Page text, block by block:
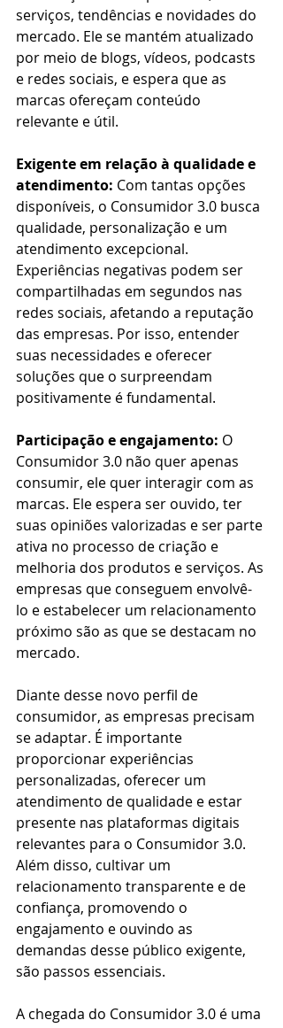
serviços, tendências e novidades do
mercado. Ele se mantém atualizado
por meio de blogs, vídeos, podcasts
e redes sociais, e espera que as
marcas ofereçam conteúdo
relevante e útil.
Exigente em relação à qualidade e
atendimento: Com tantas opções
disponíveis, o Consumidor 3.0 busca
qualidade, personalização e um
atendimento excepcional.
Experiências negativas podem ser
compartilhadas em segundos nas
redes sociais, afetando a reputação
das empresas. Por isso, entender
suas necessidades e oferecer
soluções que o surpreendam
positivamente é fundamental.
Participação e engajamento: O
Consumidor 3.0 não quer apenas
consumir, ele quer interagir com as
marcas. Ele espera ser ouvido, ter
suas opiniões valorizadas e ser parte
ativa no processo de criação e
melhoria dos produtos e serviços. As
empresas que conseguem envolvê-
lo e estabelecer um relacionamento
próximo são as que se destacam no
mercado.
Diante desse novo perfil de
consumidor, as empresas precisam
se adaptar. É importante
proporcionar experiências
personalizadas, oferecer um
atendimento de qualidade e estar
presente nas plataformas digitais
relevantes para o Consumidor 3.0.
Além disso, cultivar um
relacionamento transparente e de
confiança, promovendo o
engajamento e ouvindo as
demandas desse público exigente,
são passos essenciais.
A chegada do Consumidor 3.0 é uma